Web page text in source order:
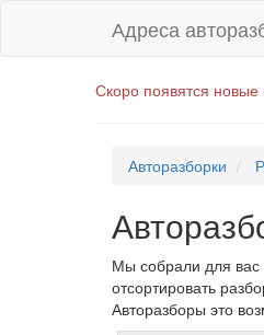
Адреса
Скоро появятся новые
Авторазборки
Мы собрали для вас
отсортировать
Авторазборы это